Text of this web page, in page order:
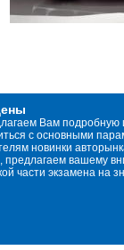
Вам
с основными
новинки
вашему
части экзамена